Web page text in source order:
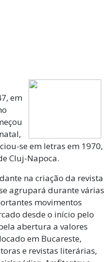
em
se em letras em 1970,
Cluj-Napoca.
na criação da revista
agrupará durante várias
movimentos
desde o início pelo
abertura a valores
em Bucareste,
e revistas literárias,